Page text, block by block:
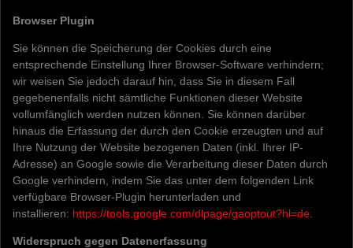
Browser Plugin
Sie können die Speicherung der Cookies durch eine
entsprechende Einstellung Ihrer Browser-Software verhindern;
wir weisen Sie jedoch darauf hin, dass Sie in diesem Fall
gegebenenfalls nicht sämtliche Funktionen dieser Website
vollumfänglich werden nutzen können. Sie können darüber
hinaus die Erfassung der durch den Cookie erzeugten und auf
Ihre Nutzung der Website bezogenen Daten (inkl. Ihrer IP-
Adresse) an Google sowie die Verarbeitung dieser Daten durch
Google verhindern, indem Sie das unter dem folgenden Link
verfügbare Browser-Plugin herunterladen und
installieren: https://tools.google.com/dlpage/gaoptout?hl=de
Widerspruch gegen Datenerfassung